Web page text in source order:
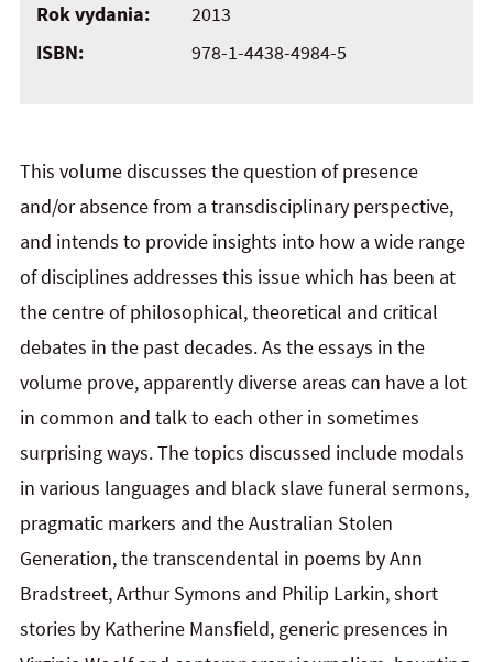
Rok vydania:
2013
ISBN:
978-1-4438-4984-5
This volume discusses the question of presence
and/or absence from a transdisciplinary perspective,
and intends to provide insights into how a wide range
of disciplines addresses this issue which has been at
the centre of philosophical, theoretical and critical
debates in the past decades. As the essays in the
volume prove, apparently diverse areas can have a lot
in common and talk to each other in sometimes
surprising ways. The topics discussed include modals
in various languages and black slave funeral sermons,
pragmatic markers and the Australian Stolen
Generation, the transcendental in poems by Ann
Bradstreet, Arthur Symons and Philip Larkin, short
stories by Katherine Mansfield, generic presences in